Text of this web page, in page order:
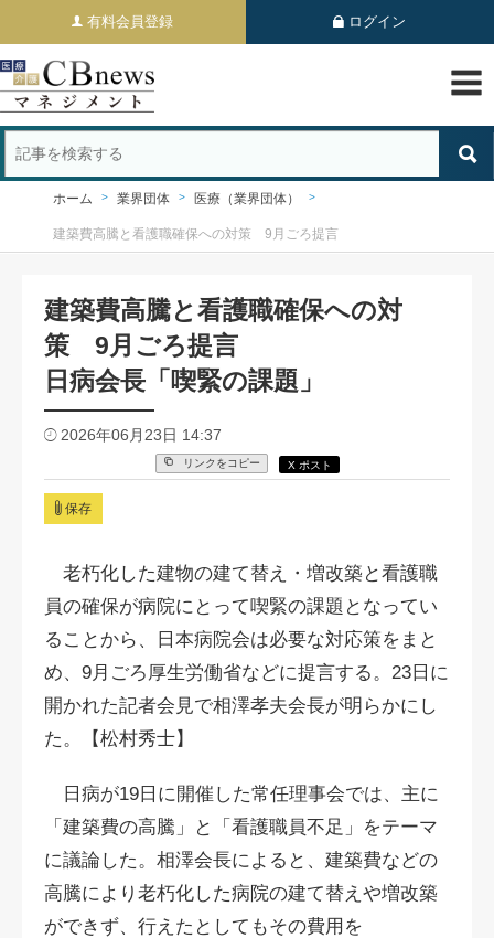
有料会員登録 ログイン
ホーム 業界団体 医療（業界団体）
建築費高騰と看護職確保への対策 9月ごろ提言
建築費高騰と看護職確保への対
策 9月ごろ提言
日病会長「喫緊の課題」
2026年06月23日 14:37
リンクをコピー X ポスト
保存
老朽化した建物の建て替え・増改築と看護職
員の確保が病院にとって喫緊の課題となってい
ることから、日本病院会は必要な対応策をまと
め、 9月ごろ厚生労働省などに提言する。23日に
開かれた記者会見で相澤孝夫会長が明らかにし
た。【松村秀士】
日病が19日に開催した常任理事会では、主に
「建築費の高騰」と「看護職員不足」をテーマ
に議論した。相澤会長によると、建築費などの
高騰により老朽化した病院の建て替えや増改築
ができず、行えたとしてもその費用を